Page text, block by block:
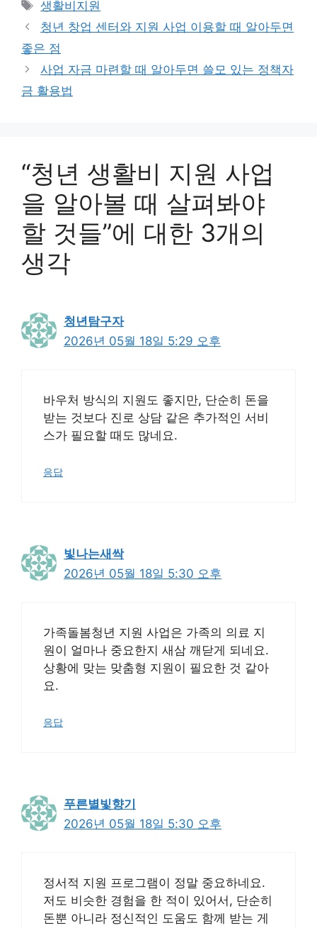
고
리
그
생활비지원
청년 창업 센터와 지원 사업 이용할 때 알아두면
좋은 점
사업 자금 마련할 때 알아두면 쓸모 있는 정책자
금 활용법
“청년 생활비 지원 사업
을 알아볼 때 살펴봐야
할 것들”에 대한 3개의
생각
청년탐구자
2026년 05월 18일 5:29 오후
바우처 방식의 지원도 좋지만, 단순히 돈을
받는 것보다 진로 상담 같은 추가적인 서비
스가 필요할 때도 많네요.
응답
빛나는새싹
2026년 05월 18일 5:30 오후
가족돌봄청년 지원 사업은 가족의 의료 지
원이 얼마나 중요한지 새삼 깨닫게 되네요.
상황에 맞는 맞춤형 지원이 필요한 것 같아
요.
응답
푸른별빛향기
2026년 05월 18일 5:30 오후
정서적 지원 프로그램이 정말 중요하네요.
저도 비슷한 경험을 한 적이 있어서, 단순히
돈뿐 아니라 정신적인 도움도 함께 받는 게